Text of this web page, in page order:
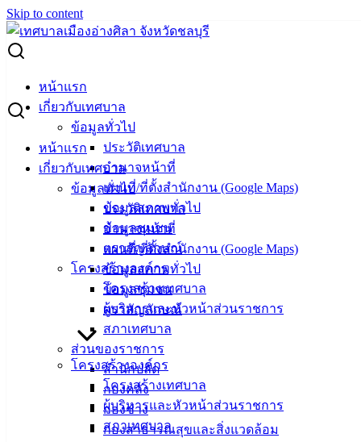
Skip to content
หน้าแรก
เกี่ยวกับเทศบาล
ข้อมูลทั่วไป
ประวัติเทศบาล
อำนาจหน้าที่
แผนที่/ที่ตั้งสำนักงาน (Google Maps)
ข้อมูลสภาพทั่วไป
ข้อมูลชุมชน
ตราสัญลักษณ์
โครงสร้างองค์กร
โครงสร้างเทศบาล
ผู้บริหารและหัวหน้าส่วนราชการ
สภาเทศบาล
ส่วนของราชการ
สำนักปลัด
กองคลัง
กองช่าง
กองสาธารณสุขและสิ่งแวดล้อม
หน้าแรก
เกี่ยวกับเทศบาล
ข้อมูลทั่วไป
ประวัติเทศบาล
อำนาจหน้าที่
แผนที่/ที่ตั้งสำนักงาน (Google Maps)
ข้อมูลสภาพทั่วไป
ข้อมูลชุมชน
ตราสัญลักษณ์
โครงสร้างองค์กร
โครงสร้างเทศบาล
ผู้บริหารและหัวหน้าส่วนราชการ
สภาเทศบาล
Search for:
ผู้ชนะการเสนอราคา รถเข็น 1 คัน
ผู้ชนะการเสนอราคา รถเข็น 1 คัน
ธันวาคม 13, 2024ธันวาคม 13, 2024
ซื้อจัดจ้าง, ประกาศผู้ชนะ
ประกาศผู้ชนะ ซื้อรถเข็น จำนวน 1 คัน